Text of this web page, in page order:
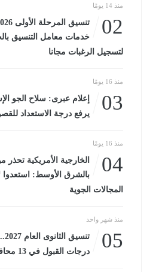
منذ 14 يومًا
02
خدمات معامل التنسيق
لتسجيل الرغبات مجانا
منذ 16 يومًا
03
إعلام عبرى: سلاح الجو
يرفع درجة الاستعداد
منذ 16 يومًا
04
الخارجية الأمريكية تحذر
بالشرق الأوسط: استعدوا
المجالات الجوية
منذ شهر واحد
05
درجات القبول في 13 محافظة